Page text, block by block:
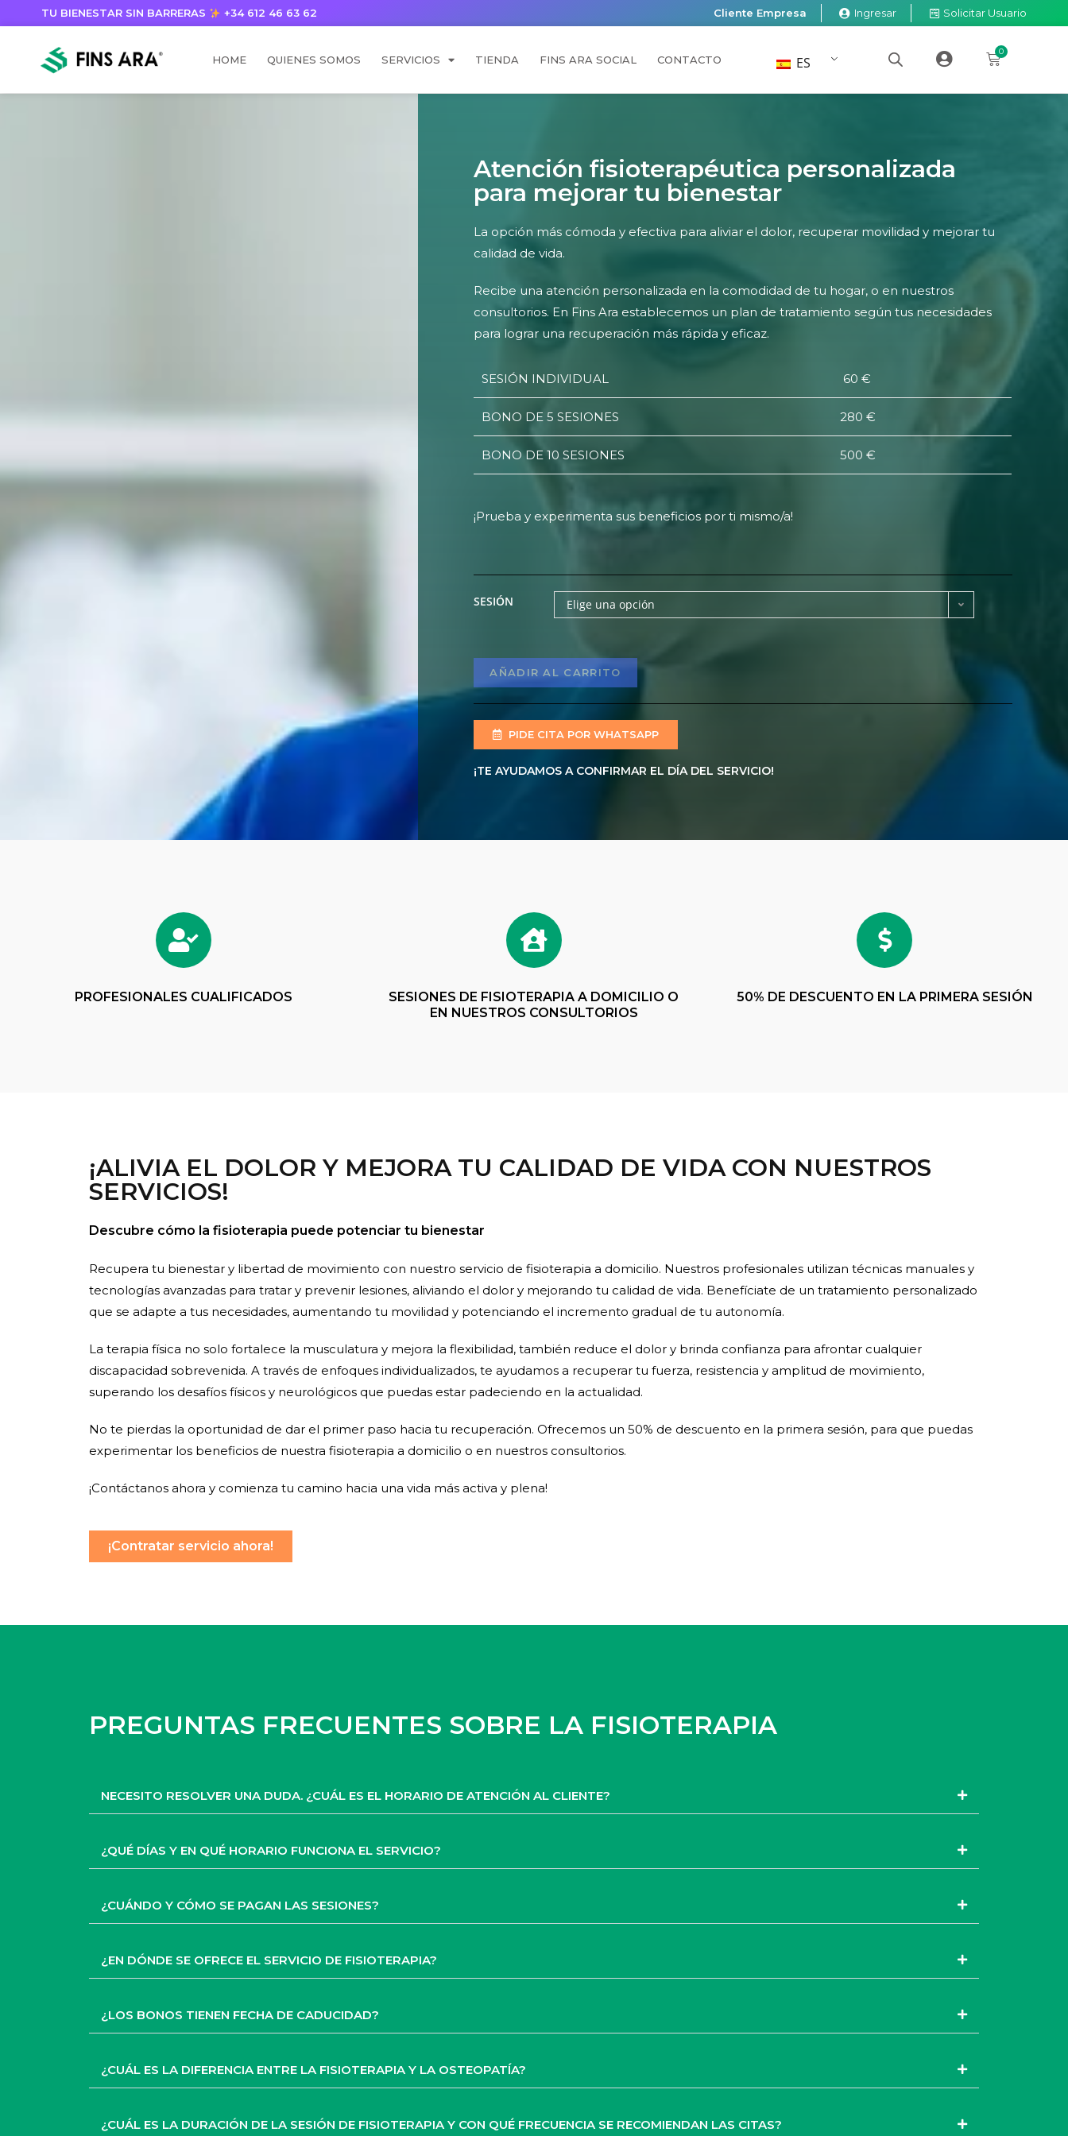
TU BIENESTAR SIN BARRERAS +34 612 46 63 62 Cliente Empresa Ingresar Solicitar Usuario
HOME QUIENES SOMOS SERVICIOS TIENDA FINS ARA SOCIAL CONTACTO ES
0
Atención fisioterapéutica personalizada
para mejorar tu bienestar
La opción más cómoda y efectiva para aliviar el dolor, recuperar movilidad y mejorar tu
calidad de vida.
Recibe una atención personalizada en la comodidad de tu hogar, o en nuestros
consultorios. En Fins Ara establecemos un plan de tratamiento según tus necesidades
para lograr una recuperación más rápida y eficaz.
SESIÓN INDIVIDUAL 60 €
BONO DE 5 SESIONES 280 €
BONO DE 10 SESIONES 500 €
¡Prueba y experimenta sus beneficios por ti mismo/a!
SESIÓN Elige una opción
AÑADIR AL CARRITO
PIDE CITA POR WHATSAPP
¡TE AYUDAMOS A CONFIRMAR EL DÍA DEL SERVICIO!
PROFESIONALES CUALIFICADOS
SESIONES DE FISIOTERAPIA A DOMICILIO O
EN NUESTROS CONSULTORIOS
50% DE DESCUENTO EN LA PRIMERA SESIÓN
¡ALIVIA EL DOLOR Y MEJORA TU CALIDAD DE VIDA CON NUESTROS
SERVICIOS!
Descubre cómo la fisioterapia puede potenciar tu bienestar
Recupera tu bienestar y libertad de movimiento con nuestro servicio de fisioterapia a domicilio. Nuestros profesionales utilizan técnicas manuales y
tecnologías avanzadas para tratar y prevenir lesiones, aliviando el dolor y mejorando tu calidad de vida. Benefíciate de un tratamiento personalizado
que se adapte a tus necesidades, aumentando tu movilidad y potenciando el incremento gradual de tu autonomía.
La terapia física no solo fortalece la musculatura y mejora la flexibilidad, también reduce el dolor y brinda confianza para afrontar cualquier
discapacidad sobrevenida. A través de enfoques individualizados, te ayudamos a recuperar tu fuerza, resistencia y amplitud de movimiento,
superando los desafíos físicos y neurológicos que puedas estar padeciendo en la actualidad.
No te pierdas la oportunidad de dar el primer paso hacia tu recuperación. Ofrecemos un 50% de descuento en la primera sesión, para que puedas
experimentar los beneficios de nuestra fisioterapia a domicilio o en nuestros consultorios.
¡Contáctanos ahora y comienza tu camino hacia una vida más activa y plena!
¡Contratar servicio ahora!
PREGUNTAS FRECUENTES SOBRE LA FISIOTERAPIA
NECESITO RESOLVER UNA DUDA. ¿CUÁL ES EL HORARIO DE ATENCIÓN AL CLIENTE?
¿QUÉ DÍAS Y EN QUÉ HORARIO FUNCIONA EL SERVICIO?
¿CUÁNDO Y CÓMO SE PAGAN LAS SESIONES?
¿EN DÓNDE SE OFRECE EL SERVICIO DE FISIOTERAPIA?
¿LOS BONOS TIENEN FECHA DE CADUCIDAD?
¿CUÁL ES LA DIFERENCIA ENTRE LA FISIOTERAPIA Y LA OSTEOPATÍA?
¿CUÁL ES LA DURACIÓN DE LA SESIÓN DE FISIOTERAPIA Y CON QUÉ FRECUENCIA SE RECOMIENDAN LAS CITAS?